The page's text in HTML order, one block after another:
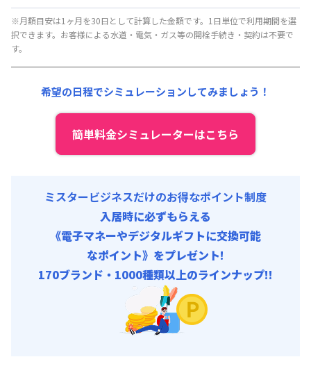
その他費用 :
管理費: 24,000円/月 (800円/日)
初期費用
月額賃料目安(30日利用)
賃料 : 93,000円/月 (3,100円/日) (税抜)
光熱費他 :
その他費用 :
24,000円/月 (800円/日)
契約事務手数料 : 5,000円/回 (税抜)
※月額目安は1ヶ月を30日として計算した金額です。1日単位で利用期間を選
択できます。お客様による水道・電気・ガス等の開栓手続き・契約は不要で
す。
希望の日程でシミュレーションしてみましょう！
簡単料金シミュレーターはこちら
ミスタービジネスだけのお得なポイント制度
入居時に必ずもらえる
《電子マネーやデジタルギフトに交換可能
なポイント》をプレゼント!
170ブランド・1000種類以上のラインナップ!!